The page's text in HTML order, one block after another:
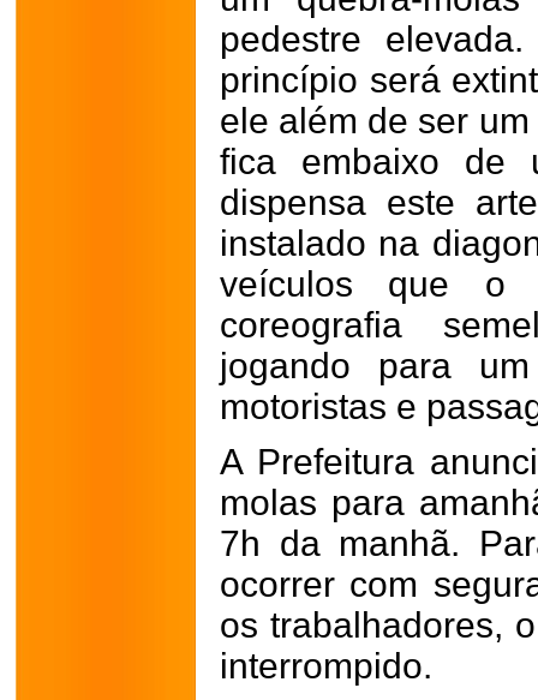
pedestre
princípio será
ele além de ser
fica embaixo de
dispensa este
instalado na
veículos que o
coreografia
jogando para
motoristas e
A Prefeitura
molas para
7h da manhã.
ocorrer com
os trabalhadores,
interrompido.